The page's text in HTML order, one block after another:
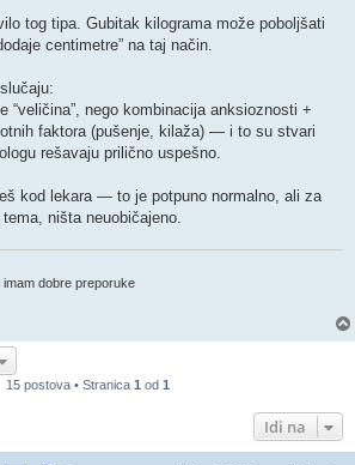
tog tipa. Gubitak kilograma može poboljšati
centimetre” na taj način.
“veličina”, nego kombinacija anksioznosti +
faktora (pušenje, kilaža) — i to su stvari
rešavaju prilično uspešno.
kod lekara — to je potpuno normalno, ali za
ništa neuobičajeno.
imam dobre preporuke
15 postova • Stranica 1 od 1
Idi na